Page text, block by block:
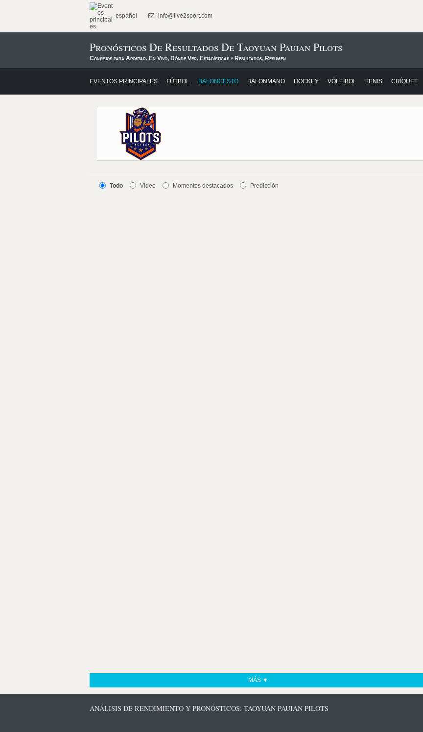
español info@live2sport.com
Pronósticos De Resultados De Taoyuan Pauian Pilots
Consejos para Apostar, En Vivo, Dónde Ver, Estadísticas y Resultados, Resumen
EVENTOS PRINCIPALES FÚTBOL BALONCESTO BALONMANO HOCKEY VÓLEIBOL TENIS CRÍQUET
Todo Video Momentos destacados Predicción
MÁS ▼
ANÁLISIS DE RENDIMIENTO Y PRONÓSTICOS: TAOYUAN PAUIAN PILOTS